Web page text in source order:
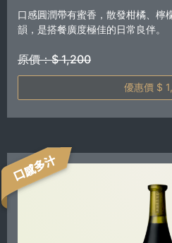
口感圓潤帶有蜜香，散發柑橘、檸
韻，是搭餐廣度極佳的日常良伴。
原價：$ 1,200
優惠
口感多汁